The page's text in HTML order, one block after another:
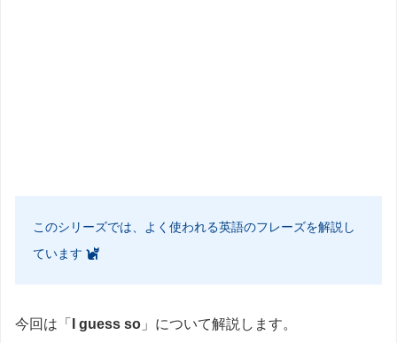
このシリーズでは、よく使われる英語のフレーズを解説し
ています
今回は「 I guess so 」について解説します。